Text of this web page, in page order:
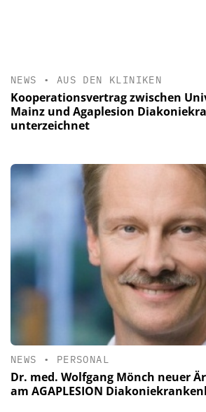
NEWS • AUS DEN KLINIKEN
Kooperationsvertrag zwischen
Mainz und Agaplesion
unterzeichnet
NEWS • PERSONAL
Dr. med. Wolfgang Mönch neuer
am AGAPLESION